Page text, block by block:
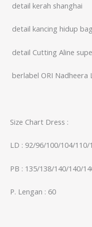
️ detail kerah shanghai
detail kancing hidup
detail Cutting Aline
berlabel ORI Nadheera
Size Chart Dress :
LD : 92/96/100/104/110/
PB : 135/138/140/140/
P. Lengan : 60